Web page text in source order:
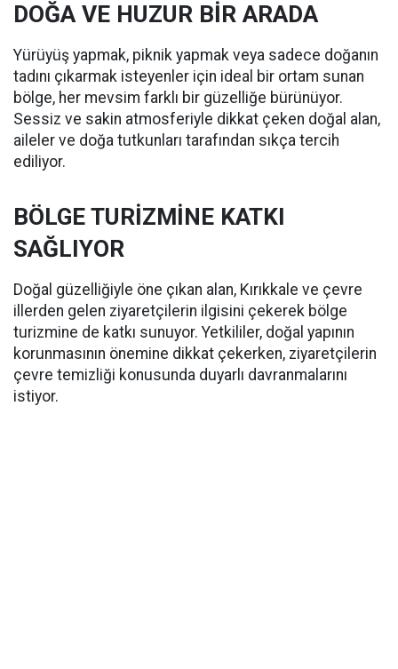
DOĞA VE HUZUR BİR ARADA
Yürüyüş yapmak, piknik yapmak veya sadece doğanın
tadını çıkarmak isteyenler için ideal bir ortam sunan
bölge, her mevsim farklı bir güzelliğe bürünüyor.
Sessiz ve sakin atmosferiyle dikkat çeken doğal alan,
aileler ve doğa tutkunları tarafından sıkça tercih
ediliyor.
BÖLGE TURİZMİNE KATKI
SAĞLIYOR
Doğal güzelliğiyle öne çıkan alan, Kırıkkale ve çevre
illerden gelen ziyaretçilerin ilgisini çekerek bölge
turizmine de katkı sunuyor. Yetkililer, doğal yapının
korunmasının önemine dikkat çekerken, ziyaretçilerin
çevre temizliği konusunda duyarlı davranmalarını
istiyor.